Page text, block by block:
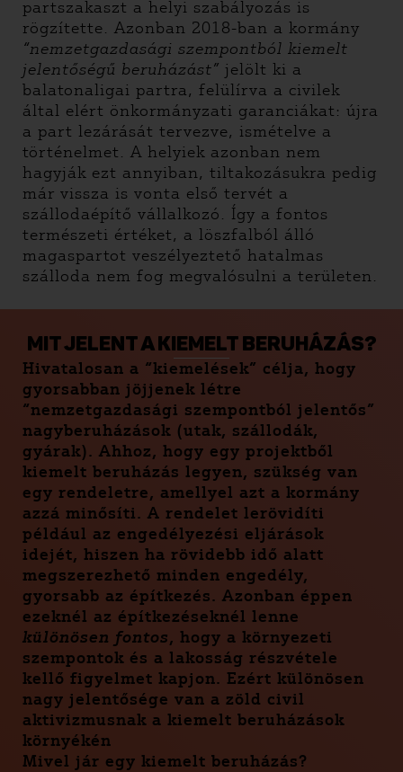
partszakaszt a helyi szabályozás is
rögzítette. Azonban 2018-ban a kormány
“nemzetgazdasági szempontból kiemelt
jelentőségű beruházást” jelölt ki a
balatonaligai partra, felülírva a civilek
által elért önkormányzati garanciákat: újra
a part lezárását tervezve, ismételve a
történelmet. A helyiek azonban nem
hagyják ezt annyiban, tiltakozásukra pedig
már vissza is vonta első tervét a
szállodaépítő vállalkozó. Így a fontos
természeti értéket, a löszfalból álló
magaspartot veszélyeztető hatalmas
szálloda nem fog megvalósulni a területen.
MIT JELENT A KIEMELT BERUHÁZÁS?
Hivatalosan a “kiemelések” célja, hogy
gyorsabban jöjjenek létre
“nemzetgazdasági szempontból jelentős”
nagyberuházások (utak, szállodák,
gyárak). Ahhoz, hogy egy projektből
kiemelt beruházás legyen, szükség van
egy rendeletre, amellyel azt a kormány
azzá minősíti. A rendelet lerövidíti
például az engedélyezési eljárások
idejét, hiszen ha rövidebb idő alatt
megszerezhető minden engedély,
gyorsabb az építkezés. Azonban éppen
ezeknél az építkezéseknél lenne
különösen fontos, hogy a környezeti
szempontok és a lakosság részvétele
kellő figyelmet kapjon. Ezért különösen
nagy jelentősége van a zöld civil
aktivizmusnak a kiemelt beruházások
környékén
Mivel jár egy kiemelt beruházás?